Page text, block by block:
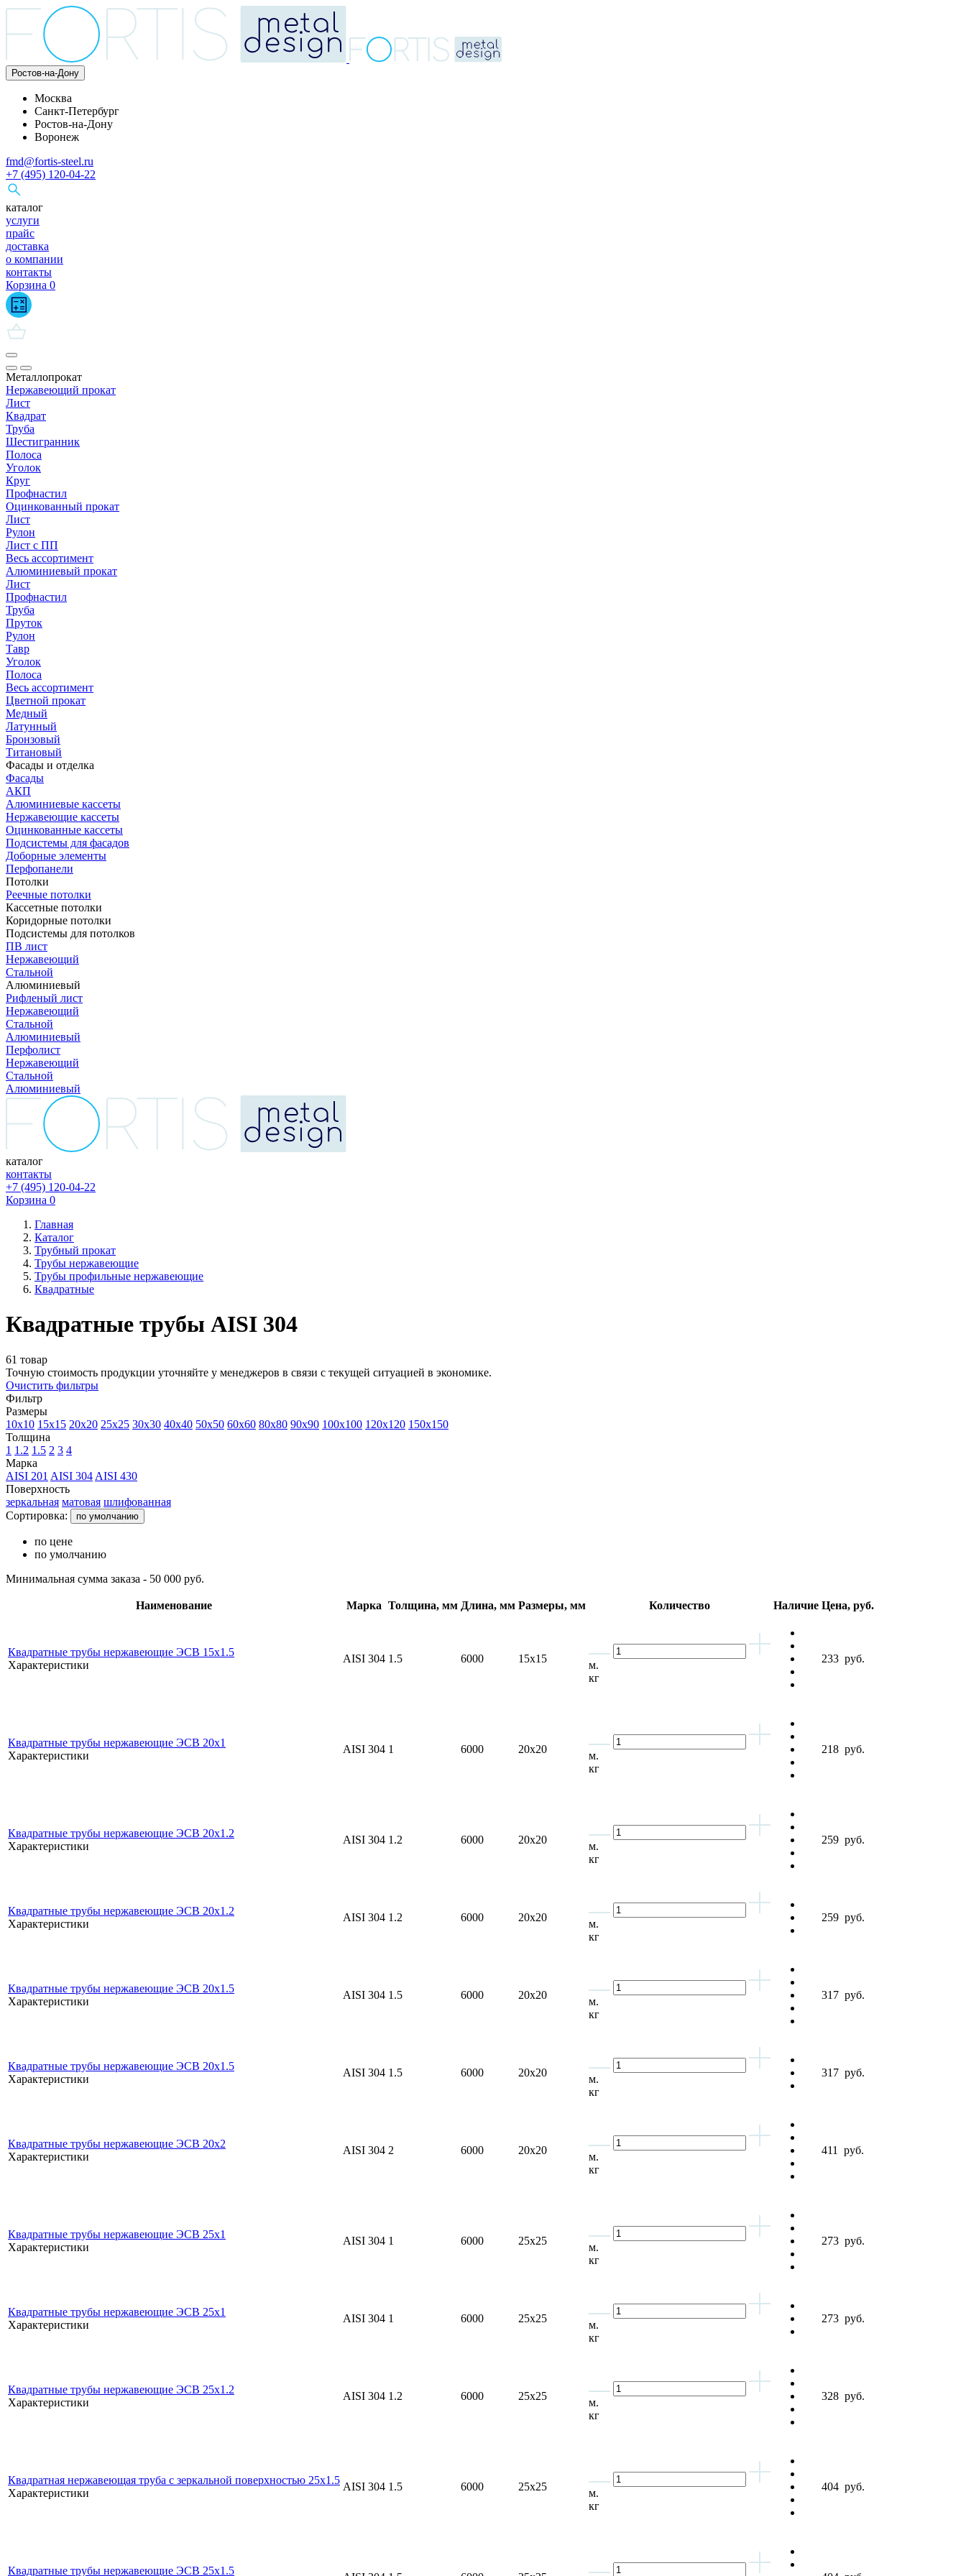
Ростов-на-Дону
Москва
Санкт-Петербург
Ростов-на-Дону
Воронеж
fmd@fortis-steel.ru
+7 (495) 120-04-22
каталог
услуги
прайс
доставка
о компании
контакты
Корзина 0
Металлопрокат
Нержавеющий прокат
Лист
Квадрат
Труба
Шестигранник
Полоса
Уголок
Круг
Профнастил
Оцинкованный прокат
Лист
Рулон
Лист с ПП
Весь ассортимент
Алюминиевый прокат
Лист
Профнастил
Труба
Пруток
Рулон
Тавр
Уголок
Полоса
Весь ассортимент
Цветной прокат
Медный
Латунный
Бронзовый
Титановый
Фасады и отделка
Фасады
АКП
Алюминиевые кассеты
Нержавеющие кассеты
Оцинкованные кассеты
Подсистемы для фасадов
Доборные элементы
Перфопанели
Потолки
Реечные потолки
Кассетные потолки
Коридорные потолки
Подсистемы для потолков
ПВ лист
Нержавеющий
Стальной
Алюминиевый
Рифленый лист
Нержавеющий
Стальной
Алюминиевый
Перфолист
Нержавеющий
Стальной
Алюминиевый
каталог
контакты
+7 (495) 120-04-22
Корзина 0
Главная
Каталог
Трубный прокат
Трубы нержавеющие
Трубы профильные нержавеющие
Квадратные
Квадратные трубы AISI 304
61 товар
Точную стоимость продукции уточняйте у менеджеров в связи с текущей ситуацией в экономике.
Очистить фильтры
Фильтр
Размеры
10x10 15x15 20x20 25x25 30x30 40x40 50x50 60x60 80x80 90x90 100x100 120x120 150x150
Толщина
1 1.2 1.5 2 3 4
Марка
AISI 201 AISI 304 AISI 430
Поверхность
зеркальная матовая шлифованная
Сортировка:
по умолчанию
по цене
по умолчанию
Минимальная сумма заказа - 50 000 руб.
Наименование Марка Толщина, мм Длина, мм Размеры, мм Количество Наличие Цена, руб.
Квадратные трубы нержавеющие ЭСВ 15x1.5
Характеристики
AISI 304 1.5 6000 15x15
м.
кг
233 руб.
Квадратные трубы нержавеющие ЭСВ 20x1
Характеристики
AISI 304 1 6000 20x20
м.
кг
218 руб.
Квадратные трубы нержавеющие ЭСВ 20x1.2
Характеристики
AISI 304 1.2 6000 20x20
м.
кг
259 руб.
Квадратные трубы нержавеющие ЭСВ 20x1.2
Характеристики
AISI 304 1.2 6000 20x20
м.
кг
259 руб.
Квадратные трубы нержавеющие ЭСВ 20x1.5
Характеристики
AISI 304 1.5 6000 20x20
м.
кг
317 руб.
Квадратные трубы нержавеющие ЭСВ 20x1.5
Характеристики
AISI 304 1.5 6000 20x20
м.
кг
317 руб.
Квадратные трубы нержавеющие ЭСВ 20x2
Характеристики
AISI 304 2 6000 20x20
м.
кг
411 руб.
Квадратные трубы нержавеющие ЭСВ 25x1
Характеристики
AISI 304 1 6000 25x25
м.
кг
273 руб.
Квадратные трубы нержавеющие ЭСВ 25x1
Характеристики
AISI 304 1 6000 25x25
м.
кг
273 руб.
Квадратные трубы нержавеющие ЭСВ 25x1.2
Характеристики
AISI 304 1.2 6000 25x25
м.
кг
328 руб.
Квадратная нержавеющая труба с зеркальной поверхностью 25x1.5
Характеристики
AISI 304 1.5 6000 25x25
м.
кг
404 руб.
Квадратные трубы нержавеющие ЭСВ 25x1.5